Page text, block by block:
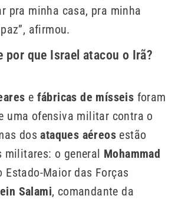
pra minha casa, pra minha
afirmou.
por que Israel atacou o Irã?
e fábricas de mísseis foram
uma ofensiva militar contra o
dosataques aéreos estão
militares: o general Mohammad
Estado-Maior das Forças
Salami, comandante da